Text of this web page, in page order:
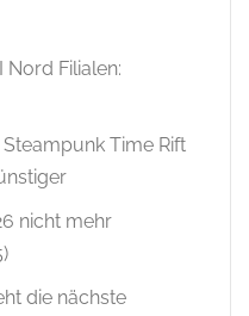
Nord Filialen:
Time Rift
nicht mehr
die nächste